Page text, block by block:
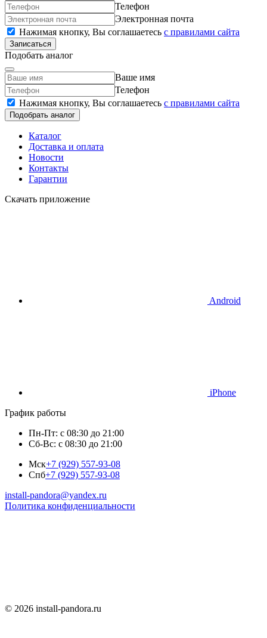
Телефон
Электронная почта
Нажимая кнопку, Вы соглашаетесь c правилами сайта
Записаться
Подобать аналог
Ваше имя
Телефон
Нажимая кнопку, Вы соглашаетесь c правилами сайта
Подобрать аналог
Каталог
Доставка и оплата
Новости
Контакты
Гарантии
Скачать приложение
Android
iPhone
График работы
Пн-Пт: с 08:30 до 21:00
Сб-Вс: с 08:30 до 21:00
Мск+7 (929) 557-93-08
Спб+7 (929) 557-93-08
install-pandora@yandex.ru
Политика конфиденциальности
© 2026 install-pandora.ru